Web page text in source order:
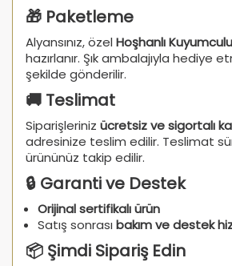
🎁 Paketleme
Alyansınız, özel Hoşhanlı
hazırlanır. Şık ambalajıyla hediye
şekilde gönderilir.
🚚 Teslimat
Siparişleriniz ücretsiz ve sigortalı
adresinize teslim edilir. Teslimat
ürününüz takip edilir.
🔒 Garanti ve Destek
Orijinal sertifikalı ürün
Satış sonrası bakım ve destek
📦 Şimdi Sipariş Edin